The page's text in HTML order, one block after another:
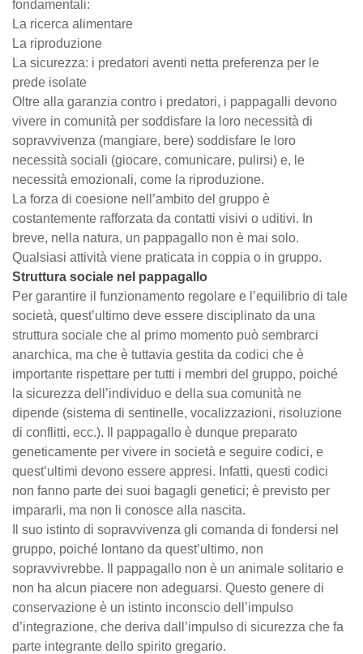
fondamentali:
La ricerca alimentare
La riproduzione
La sicurezza: i predatori aventi netta preferenza per le
prede isolate
Oltre alla garanzia contro i predatori, i pappagalli devono
vivere in comunità per soddisfare la loro necessità di
sopravvivenza (mangiare, bere) soddisfare le loro
necessità sociali (giocare, comunicare, pulirsi) e, le
necessità emozionali, come la riproduzione.
La forza di coesione nell’ambito del gruppo è
costantemente rafforzata da contatti visivi o uditivi. In
breve, nella natura, un pappagallo non è mai solo.
Qualsiasi attività viene praticata in coppia o in gruppo.
Struttura sociale nel pappagallo
Per garantire il funzionamento regolare e l’equilibrio di tale
società, quest’ultimo deve essere disciplinato da una
struttura sociale che al primo momento può sembrarci
anarchica, ma che è tuttavia gestita da codici che è
importante rispettare per tutti i membri del gruppo, poiché
la sicurezza dell’individuo e della sua comunità ne
dipende (sistema di sentinelle, vocalizzazioni, risoluzione
di conflitti, ecc.). Il pappagallo è dunque preparato
geneticamente per vivere in società e seguire codici, e
quest’ultimi devono essere appresi. Infatti, questi codici
non fanno parte dei suoi bagagli genetici; è previsto per
impararli, ma non li conosce alla nascita.
Il suo istinto di sopravvivenza gli comanda di fondersi nel
gruppo, poiché lontano da quest’ultimo, non
sopravvivrebbe. Il pappagallo non è un animale solitario e
non ha alcun piacere non adeguarsi. Questo genere di
conservazione è un istinto inconscio dell’impulso
d’integrazione, che deriva dall’impulso di sicurezza che fa
parte integrante dello spirito gregario.